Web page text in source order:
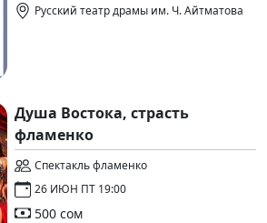
Русский театр драмы им. Ч. Айтматова
Душа Востока, страсть
фламенко
Спектакль фламенко
26 ИЮН ПТ 19:00
500 сом